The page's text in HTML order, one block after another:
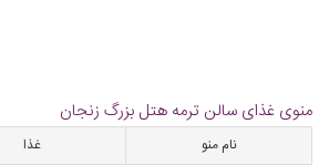
منوی غذای سالن ترمه هتل بزرگ زنجان
نام منو غذا